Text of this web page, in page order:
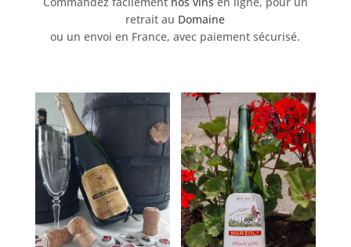
retrait au Domaine
ou un envoi en France, avec paiement sécurisé.